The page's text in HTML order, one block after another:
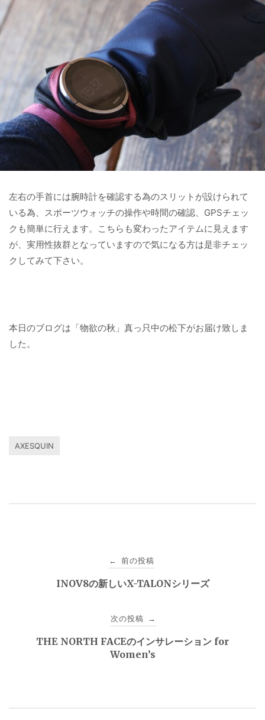
左右の手首には腕時計を確認する為のスリットが設けられて
いる為、スポーツウォッチの操作や時間の確認、GPSチェッ
クも簡単に行えます。こちらも変わったアイテムに見えます
が、実用性抜群となっていますので気になる方は是非チェッ
クしてみて下さい。
本日のブログは「物欲の秋」真っ只中の松下がお届け致しま
した。
AXESQUIN
← 前の投稿
INOV8の新しいX-TALONシリーズ
次の投稿 →
THE NORTH FACEのインサレーション for
Women’s